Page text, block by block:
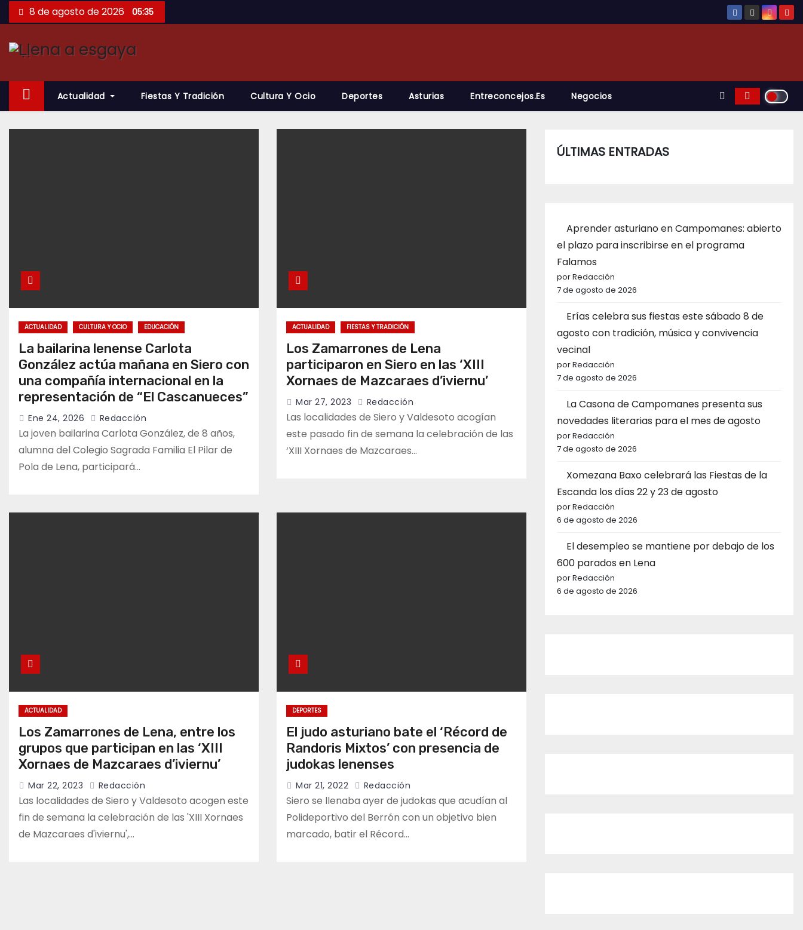
Saltar
al
contenido
8 de agosto de 2026 05:35
Actualidad Fiestas Y Tradición Cultura Y Ocio Deportes Asturias Entreconcejos.es Negocios
ACTUALIDAD CULTURA Y OCIO EDUCACIÓN
La bailarina lenense Carlota
González actúa mañana en Siero con
una compañía internacional en la
representación de “El Cascanueces”
Ene 24, 2026 Redacción
La joven bailarina Carlota González, de 8 años,
alumna del Colegio Sagrada Familia El Pilar de
Pola de Lena, participará…
ACTUALIDAD FIESTAS Y TRADICIÓN
Los Zamarrones de Lena
participaron en Siero en las ‘XIII
Xornaes de Mazcaraes d’iviernu’
Mar 27, 2023 Redacción
Las localidades de Siero y Valdesoto acogían
este pasado fin de semana la celebración de las
‘XIII Xornaes de Mazcaraes…
ACTUALIDAD
Los Zamarrones de Lena, entre los
grupos que participan en las ‘XIII
Xornaes de Mazcaraes d’iviernu’
Mar 22, 2023 Redacción
Las localidades de Siero y Valdesoto acogen este
fin de semana la celebración de las 'XIII Xornaes
de Mazcaraes d'iviernu',…
DEPORTES
El judo asturiano bate el ‘Récord de
Randoris Mixtos’ con presencia de
judokas lenenses
Mar 21, 2022 Redacción
Siero se llenaba ayer de judokas que acudían al
Polideportivo del Berrón con un objetivo bien
marcado, batir el Récord…
ÚLTIMAS ENTRADAS
Aprender asturiano en Campomanes: abierto
el plazo para inscribirse en el programa
Falamos
por Redacción
7 de agosto de 2026
Erías celebra sus fiestas este sábado 8 de
agosto con tradición, música y convivencia
vecinal
por Redacción
7 de agosto de 2026
La Casona de Campomanes presenta sus
novedades literarias para el mes de agosto
por Redacción
7 de agosto de 2026
Xomezana Baxo celebrará las Fiestas de la
Escanda los días 22 y 23 de agosto
por Redacción
6 de agosto de 2026
El desempleo se mantiene por debajo de los
600 parados en Lena
por Redacción
6 de agosto de 2026